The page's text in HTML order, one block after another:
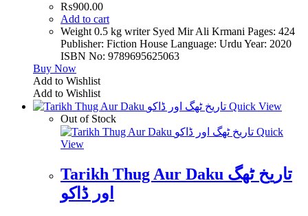
₨900.00
Add to cart
Weight 0.5 kg writer Syed Mir Ali Krmani Pages: 424
Publisher: Fiction House Language: Urdu Year: 2020
ISBN No: 9789695625063
Buy Now
Add to Wishlist
Add to Wishlist
Quick View
Out of Stock
Quick
View
Tarikh Thug Aur Daku تاریخ ٹھگ
اور ڈاکو